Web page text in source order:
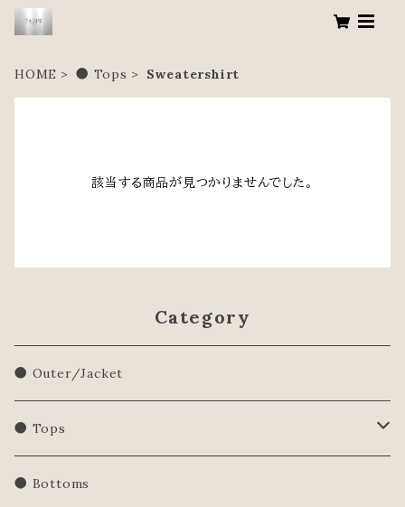
HOME ● Tops Sweatershirt
該当する商品が見つかりませんでした。
Category
● Outer/Jacket
● Tops
Shirts/Blouse
● Bottoms